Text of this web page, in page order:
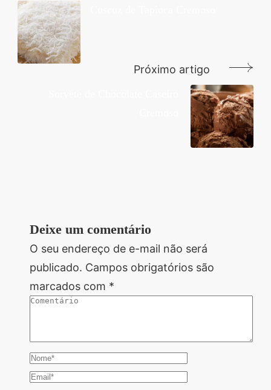
de
post
Próximo artigo
Deixe um comentário
O seu endereço de e-mail não será
publicado. Campos obrigatórios são
marcados com *